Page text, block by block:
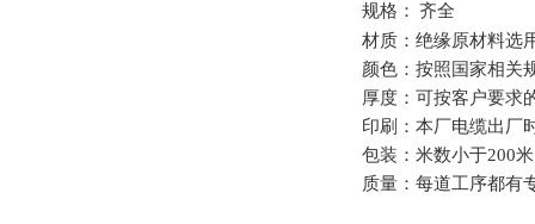
规格： 齐全
材质：绝缘原材料选
颜色：按照国家相关
厚度：可按客户要求
印刷：本厂电缆出厂
包装：米数小于200
质量：每道工序都有